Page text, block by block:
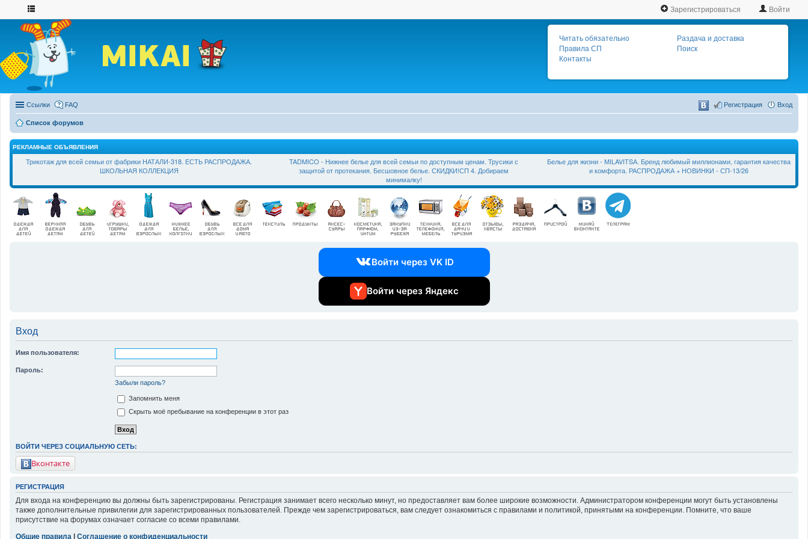
Зарегистрироваться Войти
Читать обязательно
Правила СП
Контакты
Раздача и доставка
Поиск
Ссылки FAQ Вход
Регистрация
Список форумов
РЕКЛАМНЫЕ ОБЪЯВЛЕНИЯ
Трикотаж для всей семьи от фабрики НАТАЛИ-318. ЕСТЬ РАСПРОДАЖА.
ШКОЛЬНАЯ КОЛЛЕКЦИЯ
TADMICO - Нижнее белье для всей семьи по доступным ценам. Трусики с
защитой от протекания. Бесшовное белье. СКИДКИ!СП 4. Добираем
минималку!
Белье для жизни - МILAVIТSА. Бренд любимый миллионами, гарантия качества
и комфорта. РАСПРОДАЖА + НОВИНКИ - СП-13/26
Войти через VK ID
Войти через Яндекс
Вход
Имя пользователя:
Пароль:
Забыли пароль?
Запомнить меня
Скрыть моё пребывание на конференции в этот раз
ВОЙТИ ЧЕРЕЗ СОЦИАЛЬНУЮ СЕТЬ:
Вконтакте
РЕГИСТРАЦИЯ
Для входа на конференцию вы должны быть зарегистрированы. Регистрация занимает всего несколько минут, но предоставляет вам более широкие возможности. Администратором конференции могут быть установлены
также дополнительные привилегии для зарегистрированных пользователей. Прежде чем зарегистрироваться, вам следует ознакомиться с правилами и политикой, принятыми на конференции. Помните, что ваше
присутствие на форумах означает согласие со всеми правилами.
Общие правила
Соглашение о конфиденциальности